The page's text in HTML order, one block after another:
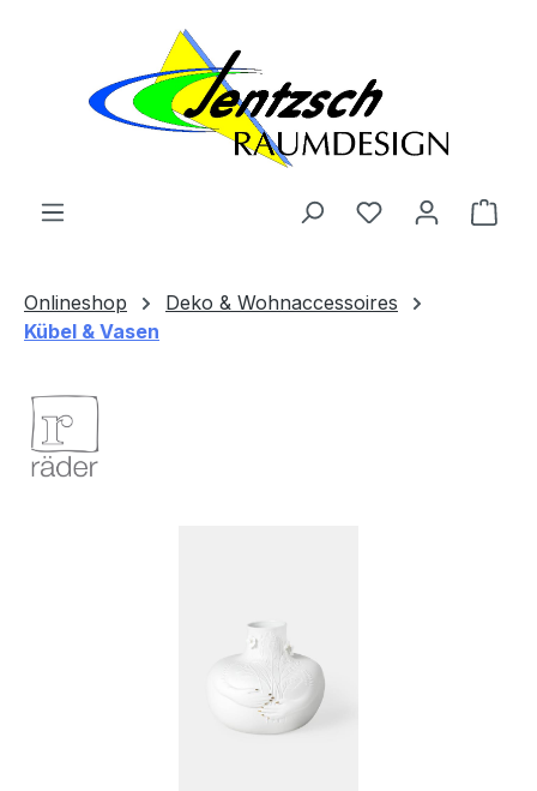
Zum Hauptinhalt springen
Onlineshop
Deko & Wohnaccessoires
Kübel & Vasen